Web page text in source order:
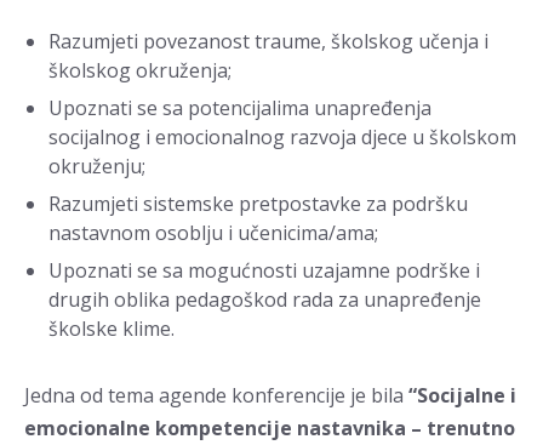
Razumjeti povezanost traume, školskog učenja i
školskog okruženja;
Upoznati se sa potencijalima unapređenja
socijalnog i emocionalnog razvoja djece u školskom
okruženju;
Razumjeti sistemske pretpostavke za podršku
nastavnom osoblju i učenicima/ama;
Upoznati se sa mogućnosti uzajamne podrške i
drugih oblika pedagoškod rada za unapređenje
školske klime.
Jedna od tema agende konferencije je bila “Socijalne i
emocionalne kompetencije nastavnika – trenutno